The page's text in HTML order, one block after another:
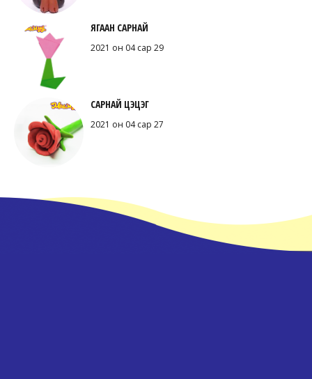
ЯГААН САРНАЙ
2021 он 04 сар 29
САРНАЙ ЦЭЦЭГ
2021 он 04 сар 27